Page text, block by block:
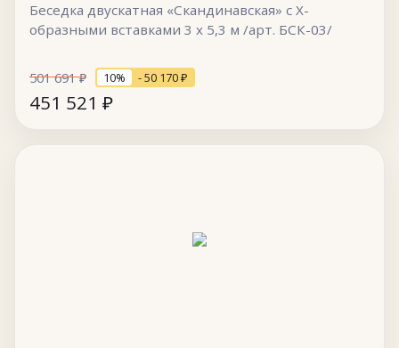
Беседка двускатная «Скандинавская» с Х-
образными вставками 3 х 5,3 м /арт. БСК-03/
501 691₽ 10% - 50 170₽
451 521 ₽